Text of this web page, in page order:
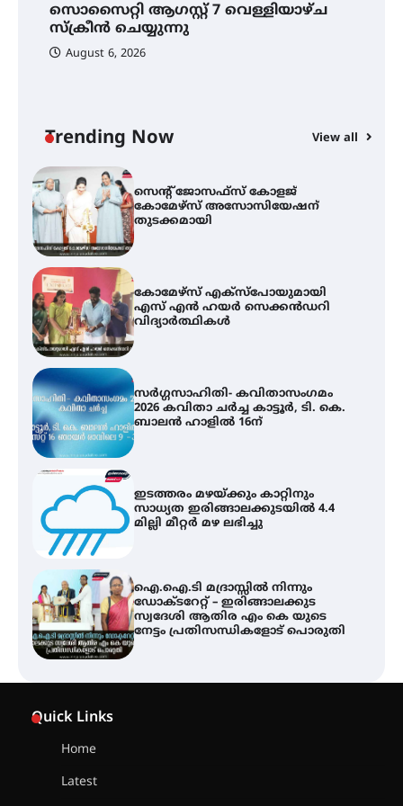
സൊസൈറ്റി ആഗസ്റ്റ് 7 വെള്ളിയാഴ്ച
സ്‌ക്രീൻ ചെയ്യുന്നു
August 6, 2026
Trending Now View all
സ്വദേശി ആതിര എം കെ യുടെ
നേട്ടം പ്രതിസന്ധികളോട് പൊരുതി
വെള്ളിയാഴ്ച സ്‌ക്രീൻ ചെയ്യുന്നു
സെന്റ് ജോസഫ്സ് കോളജ്
കോമേഴ്‌സ് അസോസിയേഷന്
തുടക്കമായി
കോമേഴ്സ് എക്സ്പോയുമായി
എസ് എൻ ഹയർ സെക്കൻഡറി
വിദ്യാർത്ഥികൾ
സർഗ്ഗസാഹിതി- കവിതാസംഗമം
2026 കവിതാ ചർച്ച കാട്ടൂർ, ടി. കെ.
ബാലൻ ഹാളിൽ 16ന്
ഇടത്തരം മഴയ്ക്കും കാറ്റിനും
സാധ്യത ഇരിങ്ങാലക്കുടയിൽ 4.4
മില്ലി മീറ്റർ മഴ ലഭിച്ചു
ഐ.ഐ.ടി മദ്രാസ്സിൽ നിന്നും
ഡോക്ടറേറ്റ് – ഇരിങ്ങാലക്കുട
സ്വദേശി ആതിര എം കെ യുടെ
നേട്ടം പ്രതിസന്ധികളോട് പൊരുതി
Quick Links
Home
Latest